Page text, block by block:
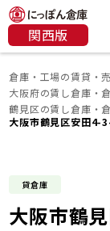
関西版
倉庫・工場の賃貸・
大阪府の賃し倉庫・
鶴見区の賃し倉庫・
大阪市鶴見区安田4-
貸倉庫
大阪市鶴